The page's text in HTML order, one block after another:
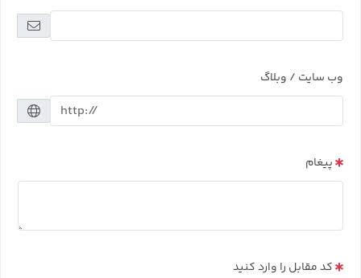
وب سایت / وبلاگ
پیغام
کد مقابل را وارد کنید